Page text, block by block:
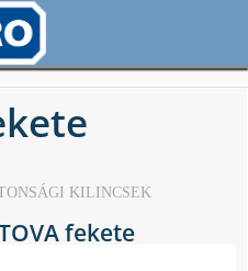
KILINCSEK
fekete